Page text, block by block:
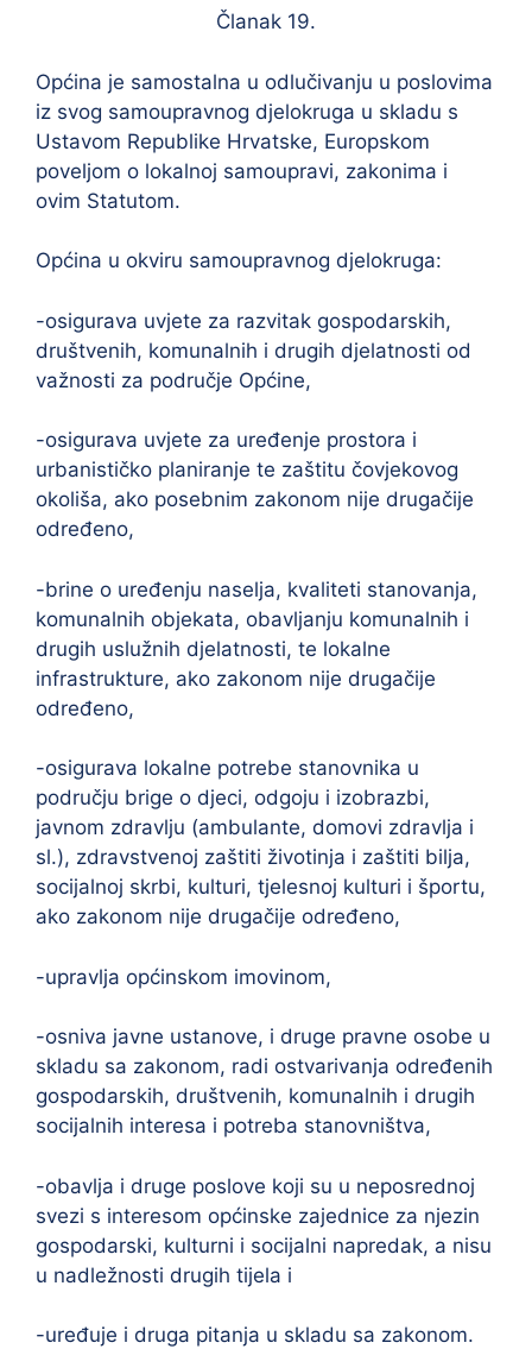
Članak 19.
Općina je samostalna u odlučivanju u poslovima
iz svog samoupravnog djelokruga u skladu s
Ustavom Republike Hrvatske, Europskom
poveljom o lokalnoj samoupravi, zakonima i
ovim Statutom.
Općina u okviru samoupravnog djelokruga:
-osigurava uvjete za razvitak gospodarskih,
društvenih, komunalnih i drugih djelatnosti od
važnosti za područje Općine,
-osigurava uvjete za uređenje prostora i
urbanističko planiranje te zaštitu čovjekovog
okoliša, ako posebnim zakonom nije drugačije
određeno,
-brine o uređenju naselja, kvaliteti stanovanja,
komunalnih objekata, obavljanju komunalnih i
drugih uslužnih djelatnosti, te lokalne
infrastrukture, ako zakonom nije drugačije
određeno,
-osigurava lokalne potrebe stanovnika u
području brige o djeci, odgoju i izobrazbi,
javnom zdravlju (ambulante, domovi zdravlja i
sl.), zdravstvenoj zaštiti životinja i zaštiti bilja,
socijalnoj skrbi, kulturi, tjelesnoj kulturi i športu,
ako zakonom nije drugačije određeno,
-upravlja općinskom imovinom,
-osniva javne ustanove, i druge pravne osobe u
skladu sa zakonom, radi ostvarivanja određenih
gospodarskih, društvenih, komunalnih i drugih
socijalnih interesa i potreba stanovništva,
-obavlja i druge poslove koji su u neposrednoj
svezi s interesom općinske zajednice za njezin
gospodarski, kulturni i socijalni napredak, a nisu
u nadležnosti drugih tijela i
-uređuje i druga pitanja u skladu sa zakonom.